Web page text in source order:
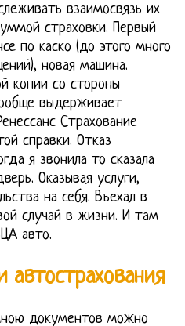
взаимосвязь их
страховки. Первый
по каско (до этого много
новая машина.
копии со стороны
выдерживает
Страхование
справки. Отказ
я звонила то сказала
Оказывая услуги,
на себя. Въехал в
случай в жизни. И там
авто.
автострахования
документов можно